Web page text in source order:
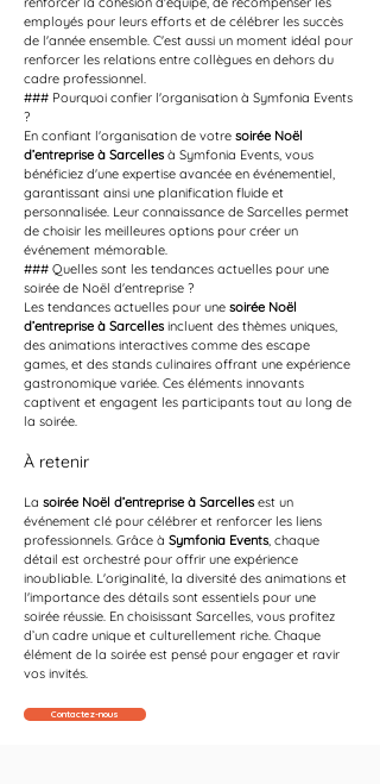
employés pour leurs efforts et de célébrer les succès
de l'année ensemble. C'est aussi un moment idéal pour
renforcer les relations entre collègues en dehors du
cadre professionnel.
### Pourquoi confier l'organisation à Symfonia Events
?
En confiant l'organisation de votre soirée Noël
d’entreprise à Sarcelles à Symfonia Events, vous
bénéficiez d'une expertise avancée en événementiel,
garantissant ainsi une planification fluide et
personnalisée. Leur connaissance de Sarcelles permet
de choisir les meilleures options pour créer un
événement mémorable.
### Quelles sont les tendances actuelles pour une
soirée de Noël d'entreprise ?
Les tendances actuelles pour une soirée Noël
d’entreprise à Sarcelles incluent des thèmes uniques,
des animations interactives comme des escape
games, et des stands culinaires offrant une expérience
gastronomique variée. Ces éléments innovants
captivent et engagent les participants tout au long de
la soirée.
À retenir
La soirée Noël d’entreprise à Sarcelles est un
événement clé pour célébrer et renforcer les liens
professionnels. Grâce à Symfonia Events, chaque
détail est orchestré pour offrir une expérience
inoubliable. L'originalité, la diversité des animations et
l'importance des détails sont essentiels pour une
soirée réussie. En choisissant Sarcelles, vous profitez
d’un cadre unique et culturellement riche. Chaque
élément de la soirée est pensé pour engager et ravir
vos invités.
Contactez-nous